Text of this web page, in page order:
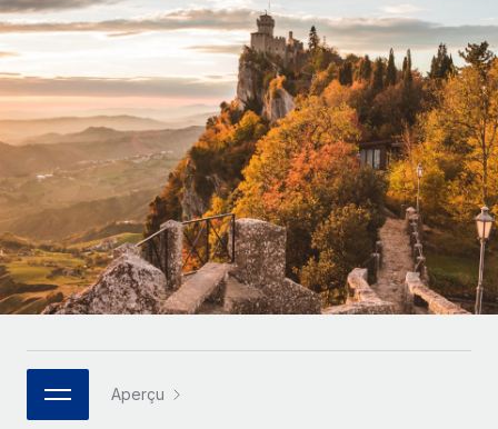
Gestion des freelances
Intégrez et gérez vos freelances partout dans le monde
PEO
Sous-traitez les opérations complexes liées à l’emploi
INFRASTRUCTURE
Intégration Remote
Intégrez vos RH aux flux de travail en toute simplicité
Plateforme
Connecter
Nouveau
Connectez n'importe quel outil d’IA à Remote grâce à
Comparer Remote
Examinez notre service par rapport aux autres
CROISSANCE
Start-ups
Des solutions agiles et internationales pour les RH et la
paie des entreprises en pleine croissance
Entreprises intermédiaires
Développez vos équipes avec des solutions RH sur
mesure
Entreprise
Les RH à l’international pour les grandes entreprises
pays
Calculateur de paiement des freelances
Découvrez les devises disponibles et les vitesses de
paiement pour vos freelances internationaux
APPRENDRE AVEC REMOTE
Recherche et guides
Études de cas
Checklists et modèles
Descriptions de postes
Nederlands
Français
Deutsch
Español
Italiano
Português (Portugal)
日本語
한국어
Connexion
Aperçu